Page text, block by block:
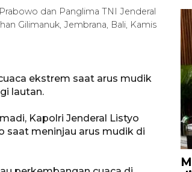
dan Panglima TNI Jenderal
Gilimanuk, Jembrana, Bali, Kamis
ekstrem saat arus mudik
lautan.
Kapolri Jenderal Listyo
saat meninjau arus mudik di